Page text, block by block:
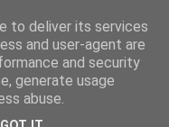
to deliver its services
and user-agent are
and security
generate usage
abuse.